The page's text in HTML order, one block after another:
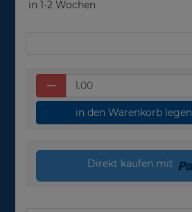
in 1-2 Wochen
in den Warenkorb legen
Direkt kaufen mit